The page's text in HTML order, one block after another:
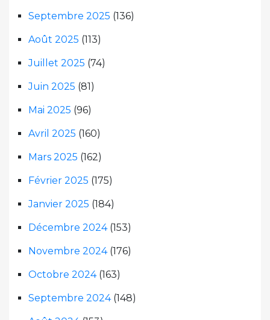
Septembre 2025 (136)
Août 2025 (113)
Juillet 2025 (74)
Juin 2025 (81)
Mai 2025 (96)
Avril 2025 (160)
Mars 2025 (162)
Février 2025 (175)
Janvier 2025 (184)
Décembre 2024(153)
Novembre 2024(176)
Octobre 2024(163)
Septembre 2024(148)